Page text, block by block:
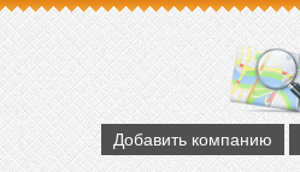
Добавить компанию